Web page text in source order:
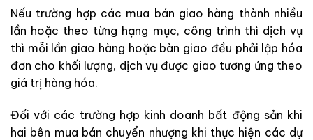
Nếu trường hợp các mua bán giao hàng thành nhiều
lần hoặc theo từng hạng mục, công trình thì dịch vụ
thì mỗi lần giao hàng hoặc bàn giao đều phải lập hóa
đơn cho khối lượng, dịch vụ được giao tương ứng theo
giá trị hàng hóa.
Đối với các trường hợp kinh doanh bất động sản khi
hai bên mua bán chuyển nhượng khi thực hiện các dự